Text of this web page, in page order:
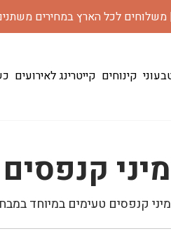
קינוחים קייטרינג לאירועים
מיני
מיני קנפסים טעימים במיוחד